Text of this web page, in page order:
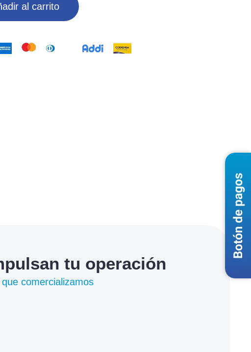
al carrito
tu operación
comercializamos